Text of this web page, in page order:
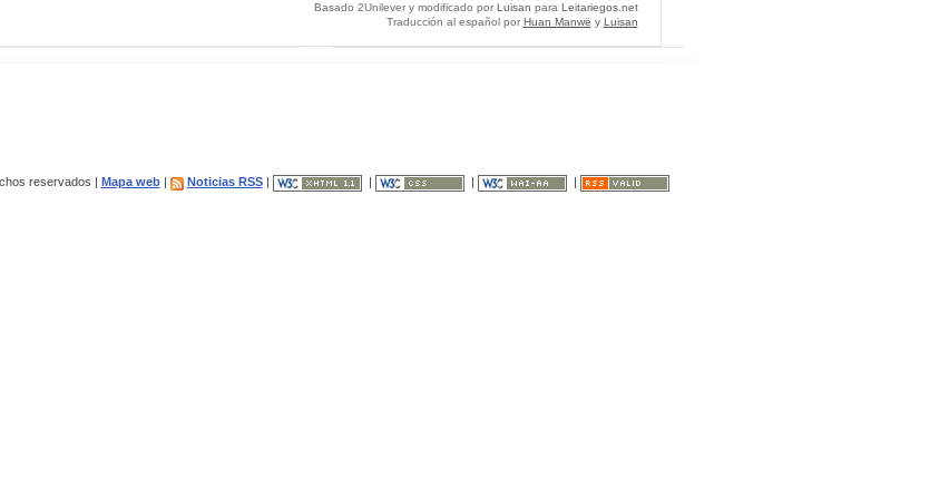
Basado 2Unilever y modificado por Luisan para Leitariegos.net
Traducción al español por Huan Manwë y Luisan
reservados | Mapa web| Noticias RSS|